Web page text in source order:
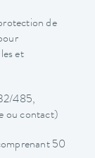
de
et
485,
ou contact)
50